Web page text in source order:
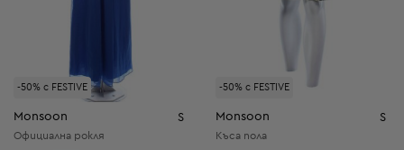
-50% с FESTIVE
Monsoon S
Официална рокля
-50% с FESTIVE
Monsoon S
Къса пола